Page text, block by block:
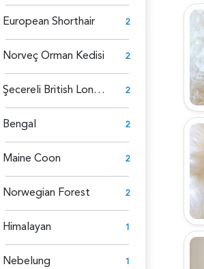
European Shorthair 2
Norveç Orman Kedisi 2
Şecereli British Longhair 2
Bengal 2
Maine Coon 2
Norwegian Forest 2
Himalayan 1
Nebelung 1